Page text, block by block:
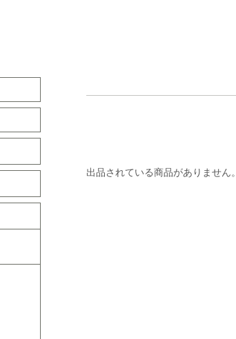
出品されている商品がありません。